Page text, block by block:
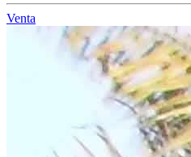
Venta